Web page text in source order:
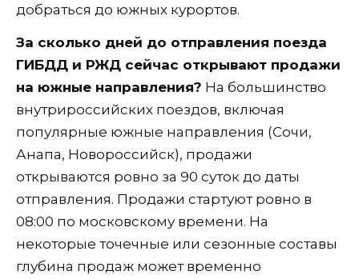
добраться до южных курортов.
За сколько дней до отправления поезда
ГИБДД и РЖД сейчас открывают продажи
на южные направления? На большинство
внутрироссийских поездов, включая
популярные южные направления (Сочи,
Анапа, Новороссийск), продажи
открываются ровно за 90 суток до даты
отправления. Продажи стартуют ровно в
08:00 по московскому времени. На
некоторые точечные или сезонные составы
глубина продаж может временно